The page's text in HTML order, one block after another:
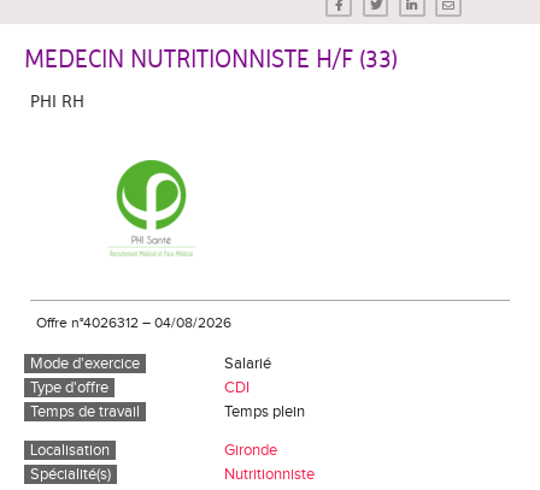
MEDECIN NUTRITIONNISTE H/F (33)
PHI RH
Offre n°4026312 – 04/08/2026
Mode d'exercice
Salarié
Type d'offre
CDI
Temps de travail
Temps plein
Localisation
Gironde
Spécialité(s)
Nutritionniste